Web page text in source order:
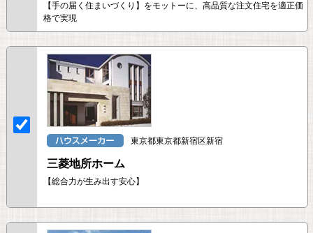
【手の届く住まいづくり】をモットーに、高品質な注文住宅を適正価
格で実現
東京都東京都新宿区新宿
三菱地所ホーム
【総合力が生み出す安心】